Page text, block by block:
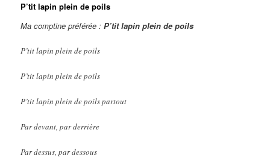
P’tit lapin plein de poils
Ma comptine préférée :P’tit lapin plein de poils
P’tit lapin plein de poils
P’tit lapin plein de poils
P’tit lapin plein de poils partout
Par devant, par derrière
Par dessus, par dessous